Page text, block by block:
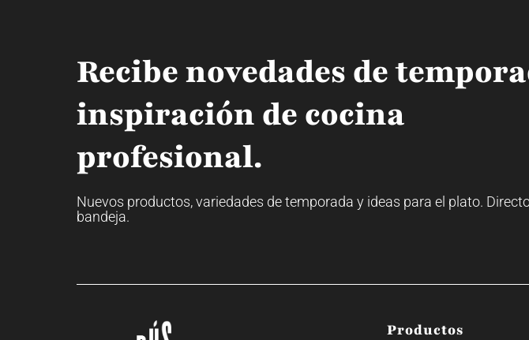
Recibe novedades de
inspiración de cocina
profesional.
Nuevos productos, variedades de temporada y ideas para el plato.
bandeja.
Productos